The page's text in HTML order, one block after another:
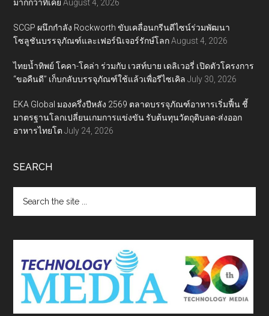
มากกว่าที่เคย August 4, 2026
SCGP ผนึกกำลัง Rockworth ขับเคลื่อนกรีนดีไซน์ร่วมพัฒนา
โซลูชันบรรจุภัณฑ์และเฟอร์นิเจอร์รักษ์โลก August 4, 2026
ไทยน้ำทิพย์ โคคา-โคล่า ร่วมกับ เวสท์บาย เดลิเวอรี่ เปิดตัวโครงการ
“ขอคืนดี” เก็บกลับบรรจุภัณฑ์ใช้แล้วเพื่อรีไซเคิล July 30, 2026
EKA Global มองครึ่งปีหลัง 2569 ตลาดบรรจุภัณฑ์อาหารเริ่มฟื้น ชี้
มาตรฐานโลกเปลี่ยนเกมการแข่งขัน รับต้นทุนวัตถุดิบลด-ส่งออก
อาหารไทยโต July 24, 2026
SEARCH
the